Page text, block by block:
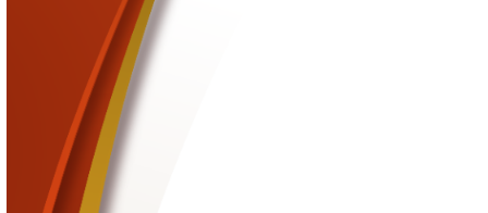
Sitio Institucional
Información Oficial
CONVOCATORIA PARA
ADJUDICACION DE
DE ARRENDAMIENTO